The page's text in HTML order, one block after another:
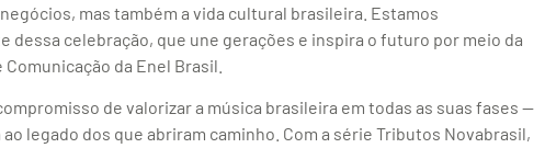
mas também a vida cultural brasileira. Estamos
dessa celebração, que une gerações e inspira o futuro por meio da
Comunicação da Enel Brasil.
de valorizar a música brasileira em todas as suas fases —
legado dos que abriram caminho. Com a série Tributos Novabrasil,